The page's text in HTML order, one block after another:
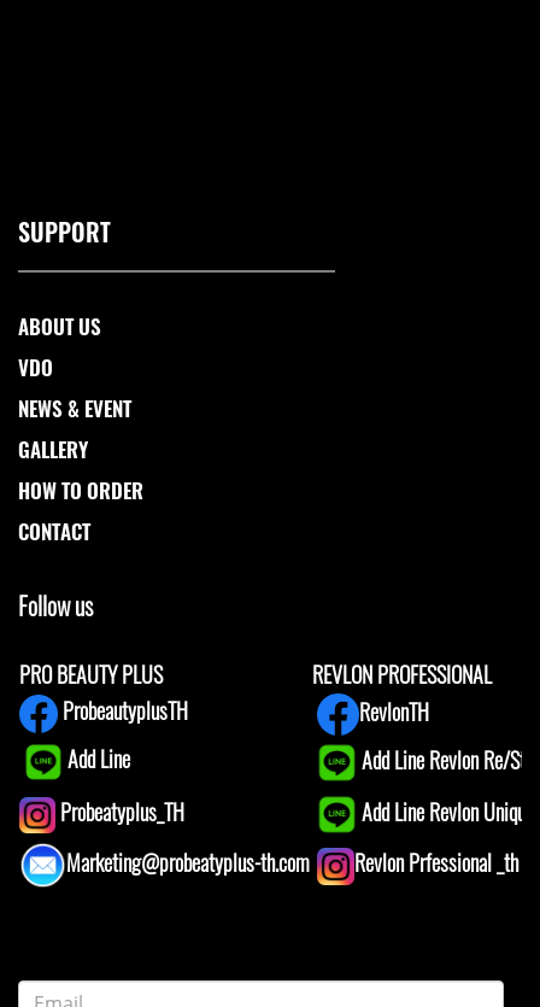
SUPPORT
ABOUT US
VDO
NEWS & EVENT
GALLERY
HOW TO ORDER
CONTACT
Follow us
PRO BEAUTY PLUS
REVLON PROFESSIONAL
ProbeautyplusTH
RevlonTH
Add Line
Add Line Revlon Re/
Probeatyplus_TH
Add Line Revlon
Marketing@probeatyplus-th.com
Revlon Prfessional _th